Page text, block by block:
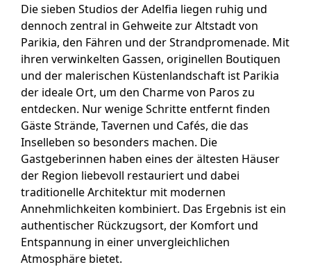
Die sieben Studios der Adelfia liegen ruhig und
dennoch zentral in Gehweite zur Altstadt von
Parikia, den Fähren und der Strandpromenade. Mit
ihren verwinkelten Gassen, originellen Boutiquen
und der malerischen Küstenlandschaft ist Parikia
der ideale Ort, um den Charme von Paros zu
entdecken. Nur wenige Schritte entfernt finden
Gäste Strände, Tavernen und Cafés, die das
Inselleben so besonders machen. Die
Gastgeberinnen haben eines der ältesten Häuser
der Region liebevoll restauriert und dabei
traditionelle Architektur mit modernen
Annehmlichkeiten kombiniert. Das Ergebnis ist ein
authentischer Rückzugsort, der Komfort und
Entspannung in einer unvergleichlichen
Atmosphäre bietet.